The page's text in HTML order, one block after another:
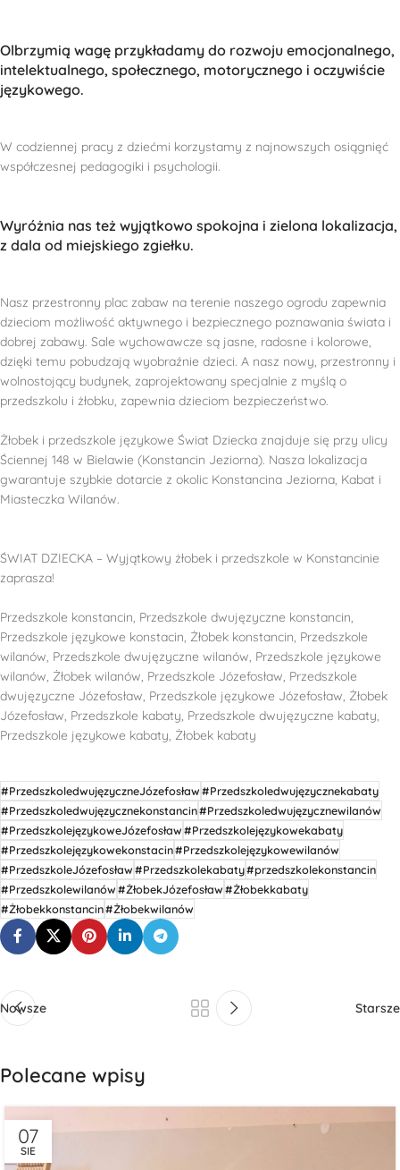
Olbrzymią wagę przykładamy do rozwoju emocjonalnego,
intelektualnego, społecznego, motorycznego i oczywiście
językowego.
W codziennej pracy z dziećmi korzystamy z najnowszych osiągnięć
współczesnej pedagogiki i psychologii.
Wyróżnia nas też wyjątkowo spokojna i zielona lokalizacja,
z dala od miejskiego zgiełku.
Nasz przestronny plac zabaw na terenie naszego ogrodu zapewnia
dzieciom możliwość aktywnego i bezpiecznego poznawania świata i
dobrej zabawy. Sale wychowawcze są jasne, radosne i kolorowe,
dzięki temu pobudzają wyobraźnie dzieci. A nasz nowy, przestronny i
wolnostojący budynek, zaprojektowany specjalnie z myślą o
przedszkolu i żłobku, zapewnia dzieciom bezpieczeństwo.
Żłobek i przedszkole językowe Świat Dziecka znajduje się przy ulicy
Ściennej 148 w Bielawie (Konstancin Jeziorna). Nasza lokalizacja
gwarantuje szybkie dotarcie z okolic Konstancina Jeziorna, Kabat i
Miasteczka Wilanów.
ŚWIAT DZIECKA – Wyjątkowy żłobek i przedszkole w Konstancinie
zaprasza!
Przedszkole konstancin, Przedszkole dwujęzyczne konstancin,
Przedszkole językowe konstacin, Żłobek konstancin, Przedszkole
wilanów, Przedszkole dwujęzyczne wilanów, Przedszkole językowe
wilanów, Żłobek wilanów, Przedszkole Józefosław, Przedszkole
dwujęzyczne Józefosław, Przedszkole językowe Józefosław, Żłobek
Józefosław, Przedszkole kabaty, Przedszkole dwujęzyczne kabaty,
Przedszkole językowe kabaty, Żłobek kabaty
#PrzedszkoledwujęzyczneJózefosław#Przedszkoledwujęzycznekabaty
#Przedszkoledwujęzycznekonstancin#Przedszkoledwujęzycznewilanów
#PrzedszkolejęzykoweJózefosław#Przedszkolejęzykowekabaty
#Przedszkolejęzykowekonstacin#Przedszkolejęzykowewilanów
#PrzedszkoleJózefosław#Przedszkolekabaty#przedszkolekonstancin
#Przedszkolewilanów#ŻłobekJózefosław#Żłobekkabaty
#Żłobekkonstancin#Żłobekwilanów
Nowsze Starsze
Polecane wpisy
07
SIE